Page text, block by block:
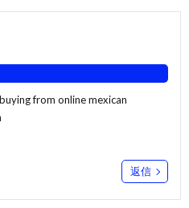
buying from online mexican
返信